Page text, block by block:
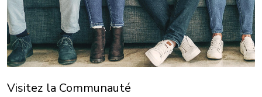
Visitez la Communauté